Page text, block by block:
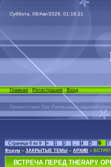
Суббота, 08/Авг/2026, 01:16:21
Главная|Регистрация|Вход
Приветствую Вас Гость,надо
Страница 6 из 9 « 1 2 … 4 5 6 7
Форум » ЗАКРЫТЫЕ ТЕМЫ » АРХИВ »
ВСТРЕЧА ПЕРЕД THERAPY